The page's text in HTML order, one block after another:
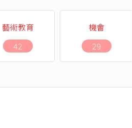
藝術教育
42
機會
29